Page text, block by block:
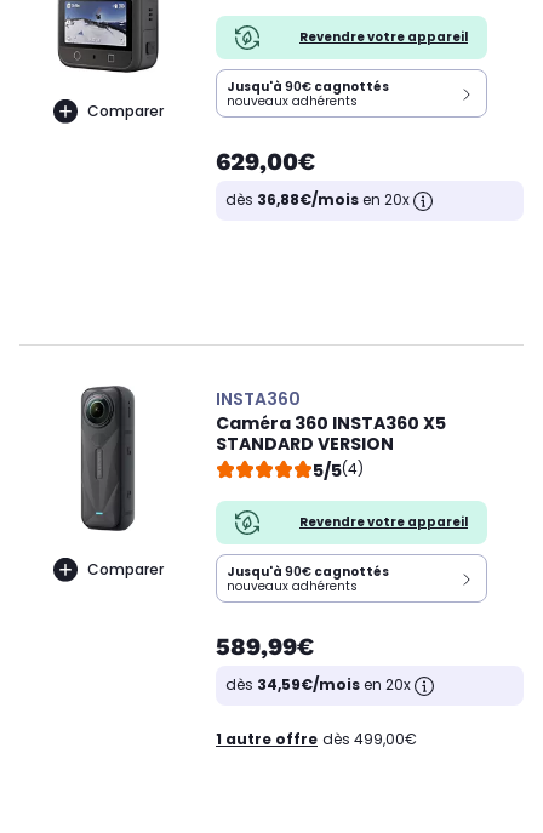
Comparer
Revendre votre appareil
Jusqu'à 90€ cagnottés
nouveaux adhérents
629,00€
dès 36,88€/moisen 20x
Comparer
INSTA360
Caméra 360 INSTA360 X5
STANDARD VERSION
5/5(4)
Revendre votre appareil
Jusqu'à 90€ cagnottés
nouveaux adhérents
589,99€
dès 34,59€/moisen 20x
1 autre offre dès 499,00€